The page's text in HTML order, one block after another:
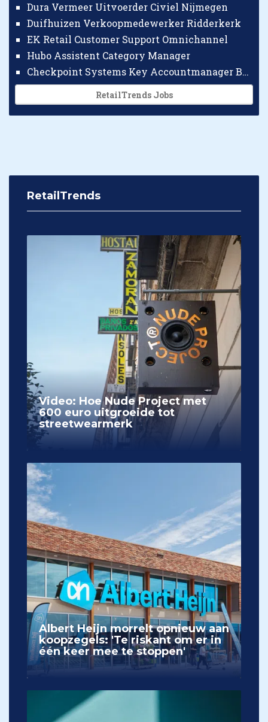
Dura Vermeer Uitvoerder Civiel Nijmegen
Duifhuizen Verkoopmedewerker Ridderkerk
EK Retail Customer Support Omnichannel
Hubo Assistent Category Manager
Checkpoint Systems Key Accountmanager Benelux
RetailTrends Jobs
RetailTrends
Video: Hoe Nude Project met
600 euro uitgroeide tot
streetwearmerk
Albert Heijn morrelt opnieuw aan
koopzegels: 'Te riskant om er in
één keer mee te stoppen'